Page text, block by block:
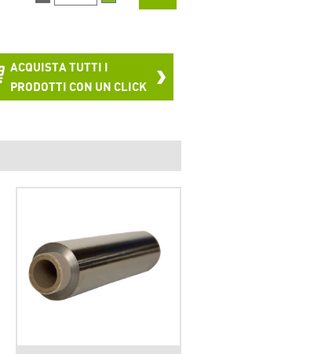
ACQUISTA TUTTI I
PRODOTTI CON UN CLICK